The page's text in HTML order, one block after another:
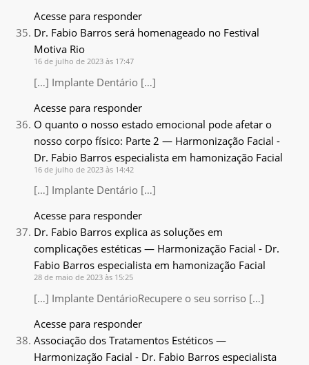
Acesse para responder
Dr. Fabio Barros será homenageado no Festival
Motiva Rio
16 de julho de 2023 às 17:47
[…] Implante Dentário […]
Acesse para responder
O quanto o nosso estado emocional pode afetar o
nosso corpo físico: Parte 2 — Harmonização Facial -
Dr. Fabio Barros especialista em hamonização Facial
16 de julho de 2023 às 14:42
[…] Implante Dentário […]
Acesse para responder
Dr. Fabio Barros explica as soluções em
complicações estéticas — Harmonização Facial - Dr.
Fabio Barros especialista em hamonização Facial
28 de maio de 2023 às 15:25
[…] Implante DentárioRecupere o seu sorriso […]
Acesse para responder
Associação dos Tratamentos Estéticos —
Harmonização Facial - Dr. Fabio Barros especialista